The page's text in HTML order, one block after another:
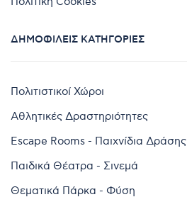
ΔΗΜΟΦΙΛΕΊΣ ΚΑΤΗΓΟΡΊΕΣ
Πολιτιστικοί Χώροι
Αθλητικές Δραστηριότητες
Escape Rooms - Παιχνίδια Δράσης
Παιδικά Θέατρα - Σινεμά
Θεματικά Πάρκα - Φύση